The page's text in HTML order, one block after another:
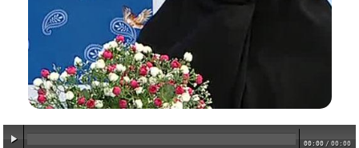
00:00 / 00:00